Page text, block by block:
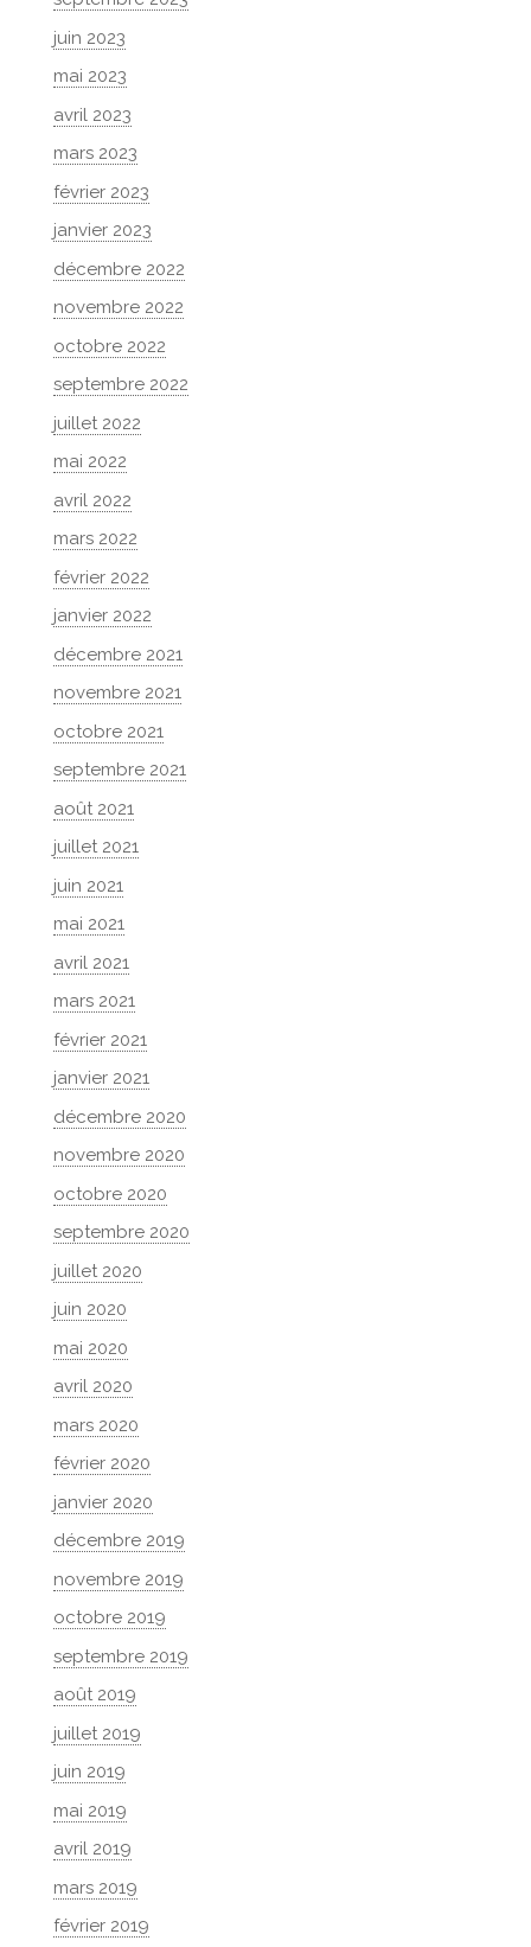
juin 2023
mai 2023
avril 2023
mars 2023
février 2023
janvier 2023
décembre 2022
novembre 2022
octobre 2022
septembre 2022
juillet 2022
mai 2022
avril 2022
mars 2022
février 2022
janvier 2022
décembre 2021
novembre 2021
octobre 2021
septembre 2021
août 2021
juillet 2021
juin 2021
mai 2021
avril 2021
mars 2021
février 2021
janvier 2021
décembre 2020
novembre 2020
octobre 2020
septembre 2020
juillet 2020
juin 2020
mai 2020
avril 2020
mars 2020
février 2020
janvier 2020
décembre 2019
novembre 2019
octobre 2019
septembre 2019
août 2019
juillet 2019
juin 2019
mai 2019
avril 2019
mars 2019
février 2019